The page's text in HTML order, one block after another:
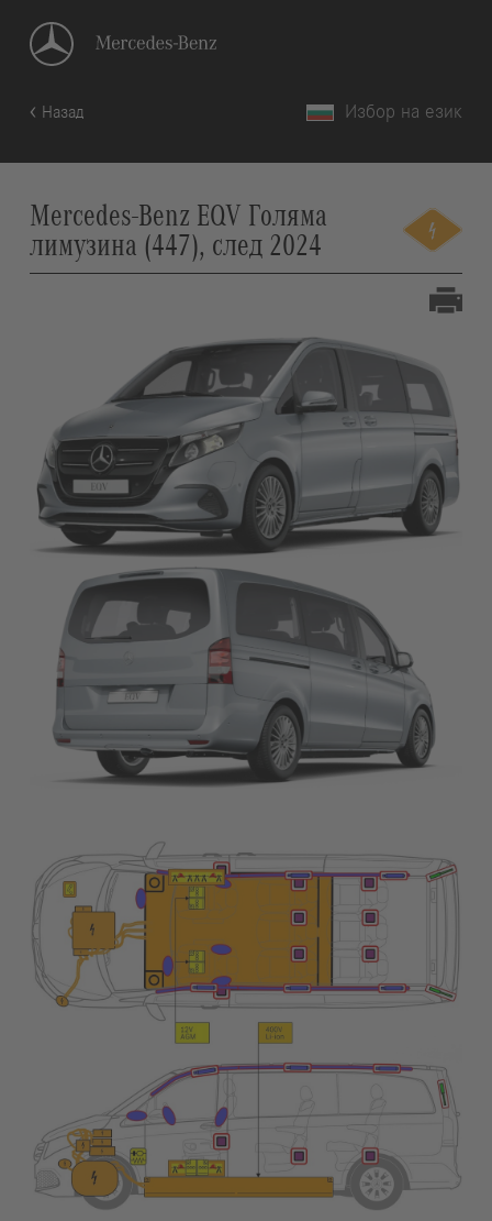
Назад Избор на език
Mercedes-Benz EQV Голяма
лимузина (447), след 2024